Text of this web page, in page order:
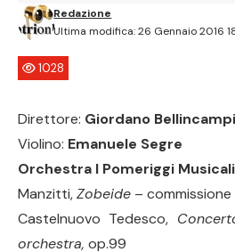
Ultima modifica: 26 Gennaio 2016
Redazione
1028
Direttore: Giordano Bellincampi
Violino: Emanuele Segre
Orchestra I Pomeriggi Musicali
Manzitti,Zobeide – commissione
Castelnuovo Tedesco,
orchestra, op.99